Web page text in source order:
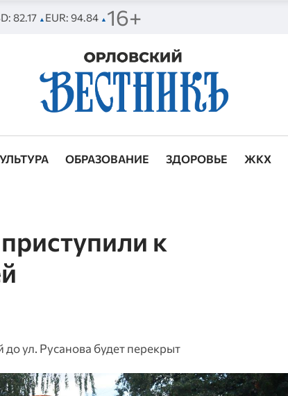
82.17 ▲ EUR: 94.84 ▲ 16+
ОБРАЗОВАНИЕ ЗДОРОВЬЕ ЖКХ
к
ул. Русанова будет перекрыт